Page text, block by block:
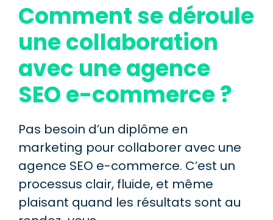
Comment se déroule
une collaboration
avec une agence
SEO e-commerce ?
Pas besoin d’un diplôme en
marketing pour collaborer avec une
agence SEO e-commerce. C’est un
processus clair, fluide, et même
plaisant quand les résultats sont au